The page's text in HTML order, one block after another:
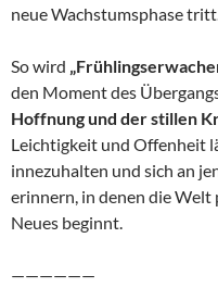
neue Wachstumsphase tritt.
So wird
den Moment des
Hoffnung und der stillen
Leichtigkeit und Offenheit
innezuhalten und sich an
erinnern, in denen die
Neues beginnt.
——————